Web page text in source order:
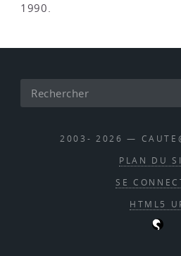
1990.
2003- 2026 —
PLAN DU
SE
HTML5